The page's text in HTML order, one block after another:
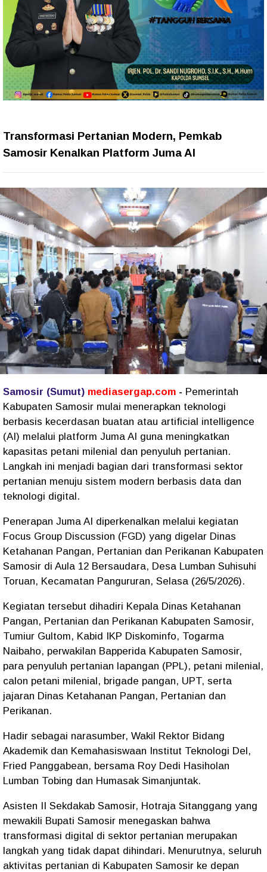
Transformasi Pertanian Modern, Pemkab
Samosir Kenalkan Platform Juma AI
Samosir (Sumut) mediasergap.com - Pemerintah
Kabupaten Samosir mulai menerapkan teknologi
berbasis kecerdasan buatan atau artificial intelligence
(AI) melalui platform Juma AI guna meningkatkan
kapasitas petani milenial dan penyuluh pertanian.
Langkah ini menjadi bagian dari transformasi sektor
pertanian menuju sistem modern berbasis data dan
teknologi digital.
Penerapan Juma AI diperkenalkan melalui kegiatan
Focus Group Discussion (FGD) yang digelar Dinas
Ketahanan Pangan, Pertanian dan Perikanan Kabupaten
Samosir di Aula 12 Bersaudara, Desa Lumban Suhisuhi
Toruan, Kecamatan Pangururan, Selasa (26/5/2026).
Kegiatan tersebut dihadiri Kepala Dinas Ketahanan
Pangan, Pertanian dan Perikanan Kabupaten Samosir,
Tumiur Gultom, Kabid IKP Diskominfo, Togarma
Naibaho, perwakilan Bapperida Kabupaten Samosir,
para penyuluh pertanian lapangan (PPL), petani milenial,
calon petani milenial, brigade pangan, UPT, serta
jajaran Dinas Ketahanan Pangan, Pertanian dan
Perikanan.
Hadir sebagai narasumber, Wakil Rektor Bidang
Akademik dan Kemahasiswaan Institut Teknologi Del,
Fried Panggabean, bersama Roy Dedi Hasiholan
Lumban Tobing dan Humasak Simanjuntak.
Asisten II Sekdakab Samosir, Hotraja Sitanggang yang
mewakili Bupati Samosir menegaskan bahwa
transformasi digital di sektor pertanian merupakan
langkah yang tidak dapat dihindari. Menurutnya, seluruh
aktivitas pertanian di Kabupaten Samosir ke depan